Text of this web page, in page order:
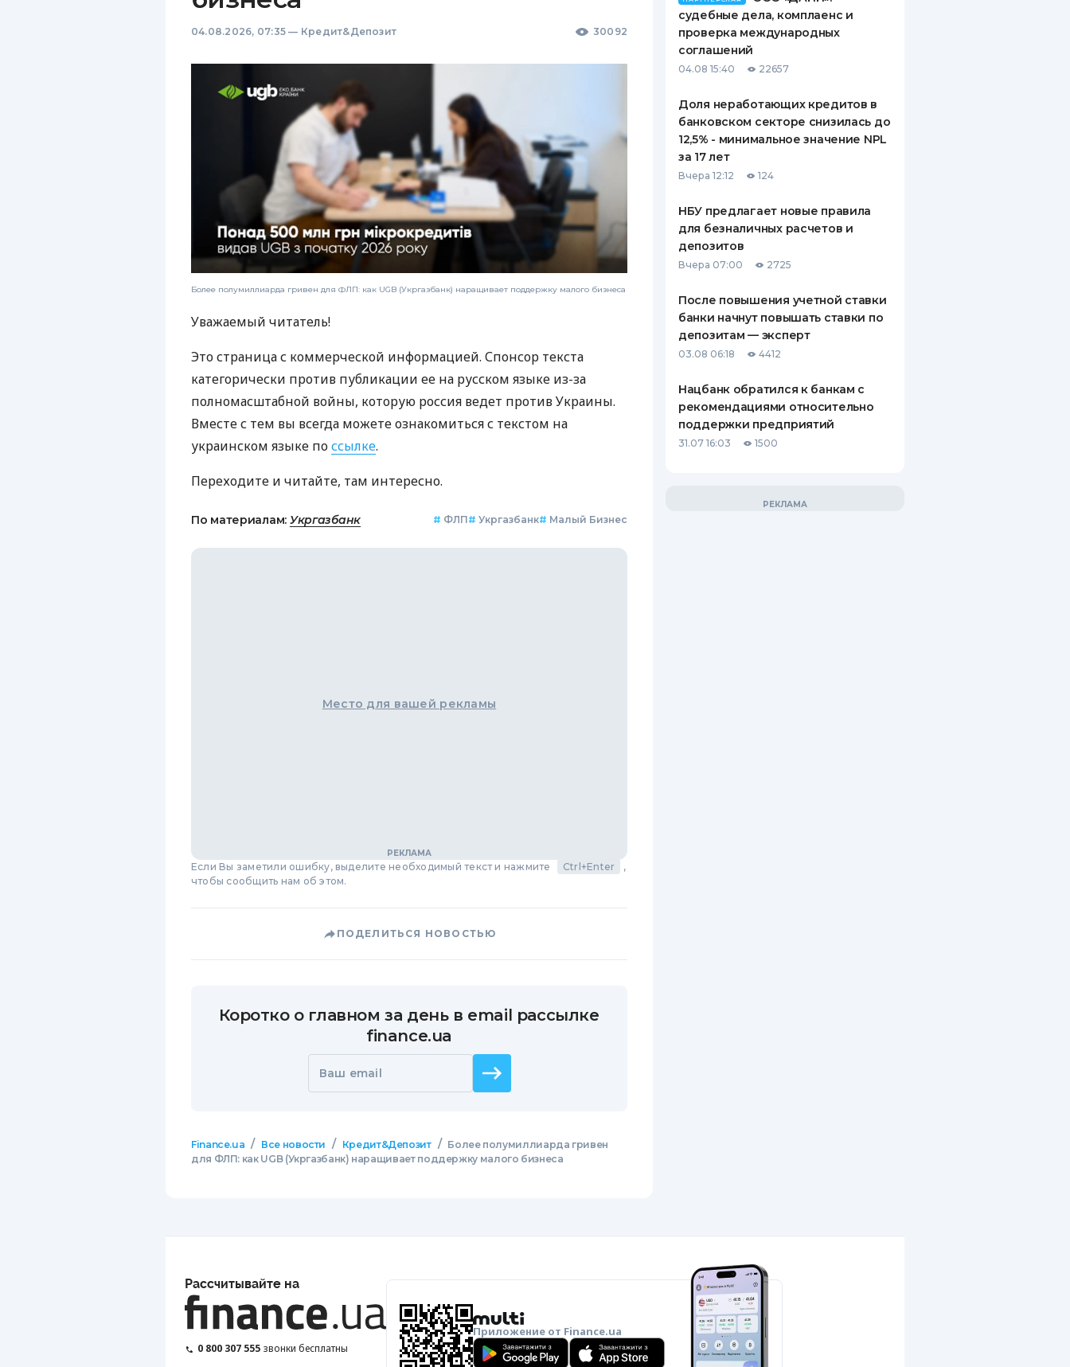
04.08.2026, 07:35 — Кредит&Депозит 30092
Более полумиллиарда гривен для ФЛП: как UGB (Укргазбанк) наращивает поддержку малого бизнеса
Уважаемый читатель!
Это страница с коммерческой информацией. Спонсор текста
категорически против публикации ее на русском языке из-за
полномасштабной войны, которую россия ведет против Украины.
Вместе с тем вы всегда можете ознакомиться с текстом на
украинском языке поссылке.
Переходите и читайте, там интересно.
По материалам: Укргазбанк # ФЛП# Укргазбанк# Малый Бизнес
Место для вашей рекламы
Если Вы заметили ошибку, выделите необходимый текст и нажмите Ctrl+Enter
,
чтобы сообщить нам об этом.
ПОДЕЛИТЬСЯ НОВОСТЬЮ
Коротко о главном за день в email рассылке
finance.ua
Ваш email
Finance.ua / Все новости / Кредит&Депозит / Более полумиллиарда гривен
для ФЛП: как UGB (Укргазбанк) наращивает поддержку малого бизнеса
судебные дела, комплаенс и
проверка международных
соглашений
04.08 15:40 22657
Доля неработающих кредитов в
банковском секторе снизилась до
12,5% - минимальное значение NPL
за 17 лет
Вчера 12:12 124
НБУ предлагает новые правила
для безналичных расчетов и
депозитов
Вчера 07:00 2725
После повышения учетной ставки
банки начнут повышать ставки по
депозитам — эксперт
03.08 06:18 4412
Нацбанк обратился к банкам с
рекомендациями относительно
поддержки предприятий
31.07 16:03 1500
Рассчитывайте на
0 800 307 555 звонки бесплатны
Приложение от Finance.ua